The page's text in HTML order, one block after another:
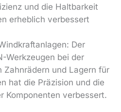
und die Haltbarkeit
erheblich verbessert
Der
Werkzeugen bei der
Zahnrädern und Lagern für
hat die Präzision und die
Komponenten verbessert.